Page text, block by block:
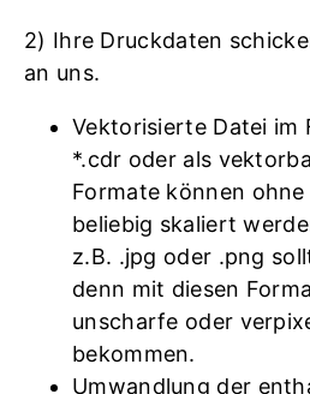
2) Ihre Druckdaten
an uns.
Vektorisierte Datei im
*.cdr oder als
Formate können
beliebig skaliert
z.B. .jpg oder .png
denn mit diesen
unscharfe oder
bekommen.
Umwandlung der